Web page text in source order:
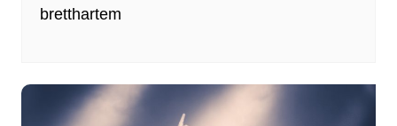
bretthartem